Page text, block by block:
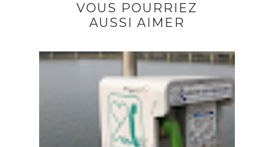
VOUS POURRIEZ
AUSSI AIMER